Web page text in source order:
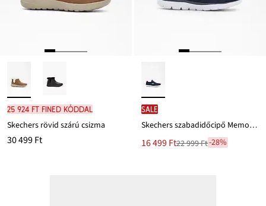
25 924 Ft FINED kóddal
Skechers rövid szárú csizma
30 499 Ft
SALE
Skechers szabadidőcipő Memory habszivaccsal
Új
16 499 Ft
Leárazva22 999 Ft-28%